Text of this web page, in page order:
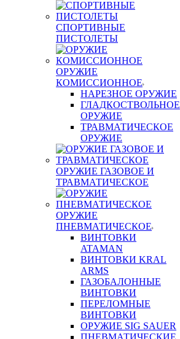
СПОРТИВНЫЕ
ПИСТОЛЕТЫ
ОРУЖИЕ
КОМИССИОННОЕ
НАРЕЗНОЕ ОРУЖИЕ
ГЛАДКОСТВОЛЬНОЕ
ОРУЖИЕ
ТРАВМАТИЧЕСКОЕ
ОРУЖИЕ
ОРУЖИЕ ГАЗОВОЕ И
ТРАВМАТИЧЕСКОЕ
ОРУЖИЕ
ПНЕВМАТИЧЕСКОЕ
ВИНТОВКИ
ATAMAN
ВИНТОВКИ KRAL
ARMS
ГАЗОБАЛОННЫЕ
ВИНТОВКИ
ПЕРЕЛОМНЫЕ
ВИНТОВКИ
ОРУЖИЕ SIG SAUER
ПНЕВМАТИЧЕСКИЕ